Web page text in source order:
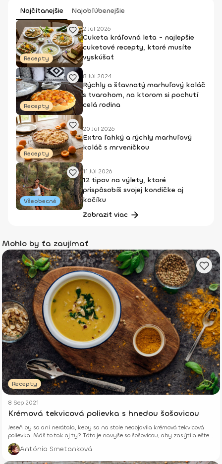
Najčítanejšie Najobľúbenejšie
Recepty
2 Júl 2026
Cuketa kráľovná leta - najlepšie
cuketové recepty, ktoré musíte
vyskúšať
Recepty
8 Júl 2024
Rýchly a šťavnatý marhuľový koláč
s tvarohom, na ktorom si pochutí
celá rodina
Recepty
20 Júl 2026
Extra ľahký a rýchly marhuľový
koláč s mrveničkou
Všeobecné
11 Júl 2026
12 tipov na výlety, ktoré
prispôsobíš svojej kondičke aj
kočíku
Zobraziť viac
Mohlo by ťa zaujímať
Recepty
8 Sep 2021
Krémová tekvicová polievka s hnedou šošovicou
Jeseň by sa ani nerátala, keby sa na stole neobjavila krémová tekvicová
polievka. Máš to tak aj ty? Táto je navyše so šošovicou, aby zasýtila ešte
viac.
Antónia Smetanková